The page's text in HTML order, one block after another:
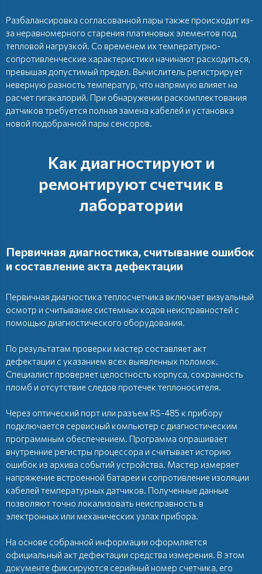
Разбалансировка согласованной пары также происходит из-
за неравномерного старения платиновых элементов под
тепловой нагрузкой. Со временем их температурно-
сопротивленческие характеристики начинают расходиться,
превышая допустимый предел. Вычислитель регистрирует
неверную разность температур, что напрямую влияет на
расчет гигакалорий. При обнаружении раскомплектования
датчиков требуется полная замена кабелей и установка
новой подобранной пары сенсоров.
Как диагностируют и
ремонтируют счетчик в
лаборатории
Первичная диагностика, считывание ошибок
и составление акта дефектации
Первичная диагностика теплосчетчика включает визуальный
осмотр и считывание системных кодов неисправностей с
помощью диагностического оборудования.
По результатам проверки мастер составляет акт
дефектации с указанием всех выявленных поломок.
Специалист проверяет целостность корпуса, сохранность
пломб и отсутствие следов протечек теплоносителя.
Через оптический порт или разъем RS-485 к прибору
подключается сервисный компьютер с диагностическим
программным обеспечением. Программа опрашивает
внутренние регистры процессора и считывает историю
ошибок из архива событий устройства. Мастер измеряет
напряжение встроенной батареи и сопротивление изоляции
кабелей температурных датчиков. Полученные данные
позволяют точно локализовать неисправность в
электронных или механических узлах прибора.
На основе собранной информации оформляется
официальный акт дефектации средства измерения. В этом
документе фиксируются серийный номер счетчика, его